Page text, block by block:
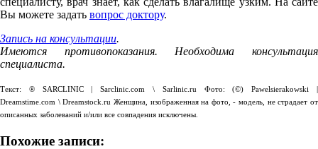
Вы можете задать вопрос доктору.
Запись на консультации.
Имеются противопоказания. Необходима консультация
специалиста.
Текст: ® SARCLINIC | Sarclinic.com \ Sаrlinic.ru Фото: (©) Pawelsierakowski |
Dreamstime.com \ Dreamstock.ru Женщина, изображенная на фото, - модель, не страдает от
описанных заболеваний и/или все совпадения исключены.
Похожие записи: